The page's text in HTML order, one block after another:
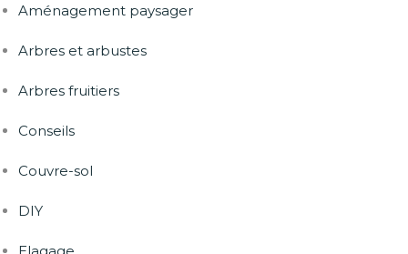
Aménagement paysager
Arbres et arbustes
Arbres fruitiers
Conseils
Couvre-sol
DIY
Elagage